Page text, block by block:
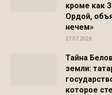
кроме как
Ордой,
нечем»
27.07.2026
Тайна
земли:
которое